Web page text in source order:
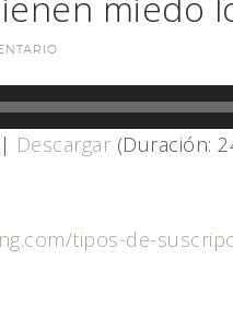
| Descargar (Duración:
tipos-de-